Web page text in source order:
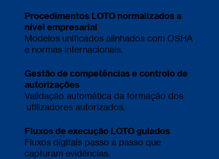
Procedimentos LOTO normalizados a
nível empresarial
Modelos uniﬁcados alinhados com OSHA
e normas internacionais.
Gestão de competências e controlo de
autorizações
Validação automática da formação dos
utilizadores autorizados.
Fluxos de execução LOTO guiados
Fluxos digitais passo a passo que
capturam evidências.